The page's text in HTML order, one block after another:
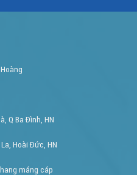
Q Ba Đình, HN
Hoài Đức, HN
máng cáp